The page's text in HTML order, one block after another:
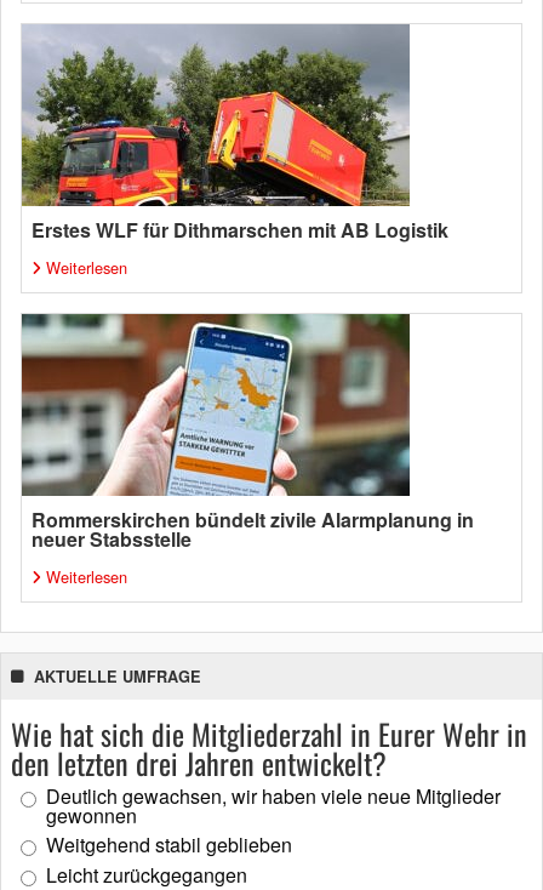
Erstes WLF für Dithmarschen mit AB Logistik
Weiterlesen
Rommerskirchen bündelt zivile Alarmplanung in
neuer Stabsstelle
Weiterlesen
AKTUELLE UMFRAGE
Wie hat sich die Mitgliederzahl in Eurer Wehr in
den letzten drei Jahren entwickelt?
Deutlich gewachsen, wir haben viele neue Mitglieder
gewonnen
Weitgehend stabil geblieben
Leicht zurückgegangen